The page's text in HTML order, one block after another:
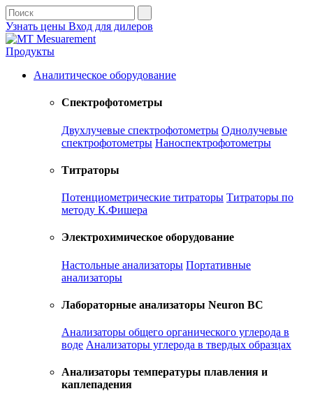
Узнать цены Вход для дилеров
Продукты
Аналитическое оборудование
Спектрофотометры
Двухлучевые спектрофотометры Однолучевые
спектрофотометры Наноспектрофотометры
Титраторы
Потенциометрические титраторы Титраторы по
методу К.Фишера
Электрохимическое оборудование
Настольные анализаторы Портативные
анализаторы
Лабораторные анализаторы Neuron BC
Анализаторы общего органического углерода в
воде Анализаторы углерода в твердых образцах
Анализаторы температуры плавления и
каплепадения